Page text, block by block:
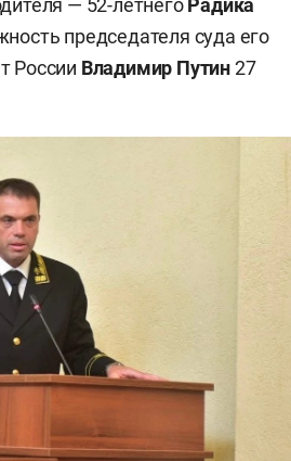
— 52-летнего Радика
председателя суда его
России Владимир Путин27